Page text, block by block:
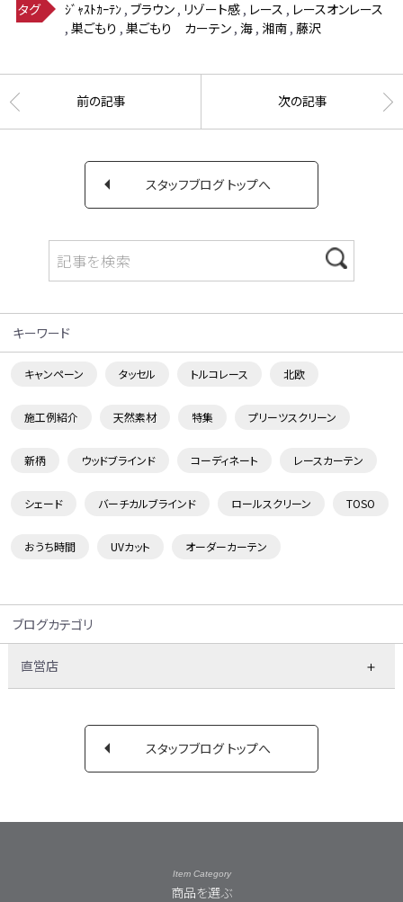
タグ
ｼﾞｬｽﾄｶｰﾃﾝ, ブラウン, リゾート感, レース , レースオンレース
, 巣ごもり , 巣ごもり カーテン, 海, 湘南, 藤沢
前の記事 次の記事
スタッフブログ トップへ
キーワード
キャンペーン タッセル トルコレース 北欧
施工例紹介 天然素材 特集 プリーツスクリーン
新柄 ウッドブラインド コーディネート レースカーテン
シェード バーチカルブラインド ロールスクリーン TOSO
おうち時間 UVカット オーダーカーテン
ブログカテゴリ
直営店
スタッフブログ トップへ
Item Category
商品を選ぶ